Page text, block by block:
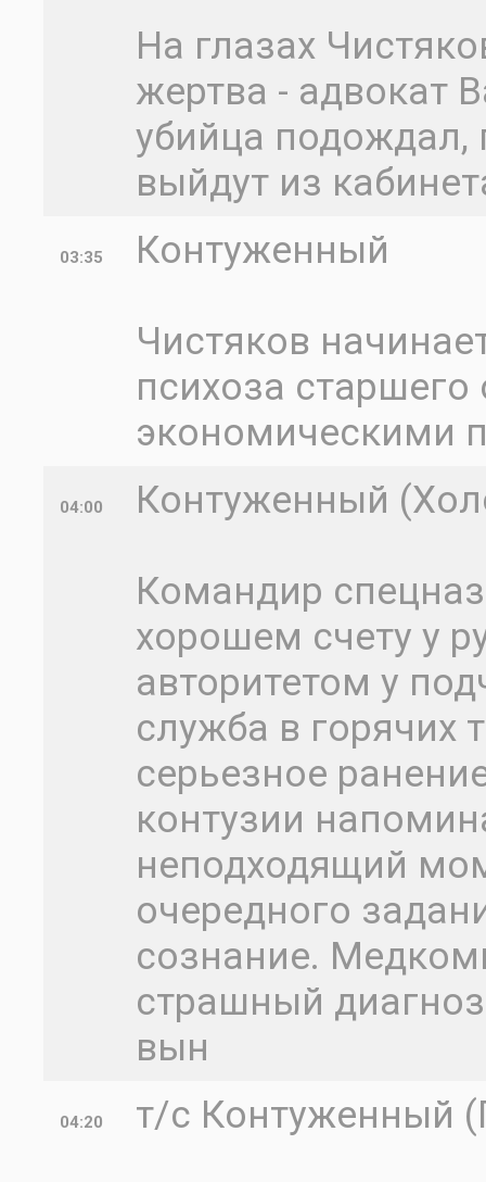
На глазах
жертва - адвокат
убийца подождал,
выйдут из
03:35
Контуженный
Чистяков
психоза
экономическими
04:00
Контуженный
Командир
хорошем счету у
авторитетом у
служба в горячих
серьезное
контузии
неподходящий
очередного
сознание.
страшный
вын
04:20
т/с Контуженный